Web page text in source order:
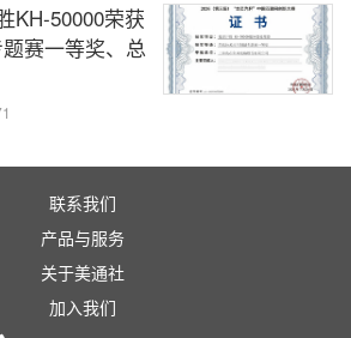
KH‑50000荣获
赛一等奖、总
联系我们
产品与服务
关于美通社
加入我们